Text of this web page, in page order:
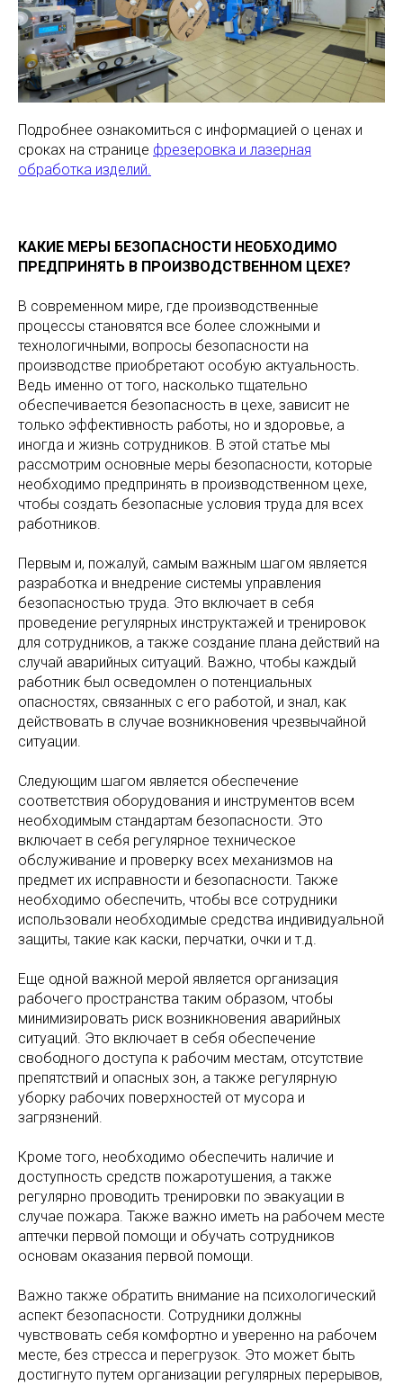
Подробнее ознакомиться с информацией о ценах и
сроках на странице фрезеровка и лазерная
обработка изделий.
КАКИЕ МЕРЫ БЕЗОПАСНОСТИ НЕОБХОДИМО
ПРЕДПРИНЯТЬ В ПРОИЗВОДСТВЕННОМ ЦЕХЕ?
В современном мире, где производственные
процессы становятся все более сложными и
технологичными, вопросы безопасности на
производстве приобретают особую актуальность.
Ведь именно от того, насколько тщательно
обеспечивается безопасность в цехе, зависит не
только эффективность работы, но и здоровье, а
иногда и жизнь сотрудников. В этой статье мы
рассмотрим основные меры безопасности, которые
необходимо предпринять в производственном цехе,
чтобы создать безопасные условия труда для всех
работников.
Первым и, пожалуй, самым важным шагом является
разработка и внедрение системы управления
безопасностью труда. Это включает в себя
проведение регулярных инструктажей и тренировок
для сотрудников, а также создание плана действий на
случай аварийных ситуаций. Важно, чтобы каждый
работник был осведомлен о потенциальных
опасностях, связанных с его работой, и знал, как
действовать в случае возникновения чрезвычайной
ситуации.
Следующим шагом является обеспечение
соответствия оборудования и инструментов всем
необходимым стандартам безопасности. Это
включает в себя регулярное техническое
обслуживание и проверку всех механизмов на
предмет их исправности и безопасности. Также
необходимо обеспечить, чтобы все сотрудники
использовали необходимые средства индивидуальной
защиты, такие как каски, перчатки, очки и т.д.
Еще одной важной мерой является организация
рабочего пространства таким образом, чтобы
минимизировать риск возникновения аварийных
ситуаций. Это включает в себя обеспечение
свободного доступа к рабочим местам, отсутствие
препятствий и опасных зон, а также регулярную
уборку рабочих поверхностей от мусора и
загрязнений.
Кроме того, необходимо обеспечить наличие и
доступность средств пожаротушения, а также
регулярно проводить тренировки по эвакуации в
случае пожара. Также важно иметь на рабочем месте
аптечки первой помощи и обучать сотрудников
основам оказания первой помощи.
Важно также обратить внимание на психологический
аспект безопасности. Сотрудники должны
чувствовать себя комфортно и уверенно на рабочем
месте, без стресса и перегрузок. Это может быть
достигнуто путем организации регулярных перерывов,